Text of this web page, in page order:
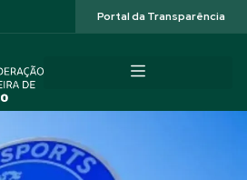
Portal da Transparência